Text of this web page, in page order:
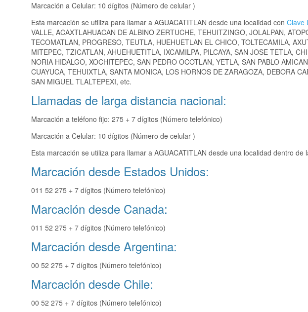
Marcación a Celular: 10 dígitos (Número de celular )
Esta marcación se utiliza para llamar a AGUACATITLAN desde una localidad con Clave
VALLE, ACAXTLAHUACAN DE ALBINO ZERTUCHE, TEHUITZINGO, JOLALPAN,
TECOMATLAN, PROGRESO, TEUTLA, HUEHUETLAN EL CHICO, TOLTECAMILA,
MITEPEC, TZICATLAN, AHUEHUETITLA, IXCAMILPA, PILCAYA, SAN JOSE TETLA,
NORIA HIDALGO, XOCHITEPEC, SAN PEDRO OCOTLAN, YETLA, SAN PABLO
CUAYUCA, TEHUIXTLA, SANTA MONICA, LOS HORNOS DE ZARAGOZA, DEBORA
SAN MIGUEL TLALTEPEXI, etc.
Llamadas de larga distancia nacional:
Marcación a teléfono fijo: 275 + 7 dígitos (Número telefónico)
Marcación a Celular: 10 dígitos (Número de celular )
Esta marcación se utiliza para llamar a AGUACATITLAN desde una localidad dentro de
Marcación desde Estados Unidos:
011 52 275 + 7 dígitos (Número telefónico)
Marcación desde Canada:
011 52 275 + 7 dígitos (Número telefónico)
Marcación desde Argentina:
00 52 275 + 7 dígitos (Número telefónico)
Marcación desde Chile:
00 52 275 + 7 dígitos (Número telefónico)